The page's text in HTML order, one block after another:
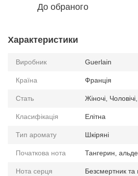
До обраного
Характеристики
Виробник Guerlain
Країна Франція
Стать Жіночі,
Класифікація Елітна
Тип аромату Шкіряні
Початкова нота Тангерин,
Нота серця Безсмертник та